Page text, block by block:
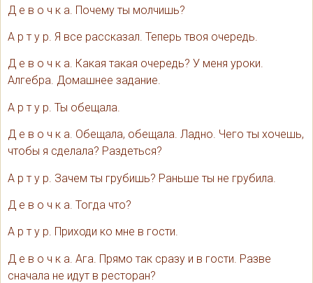
Д е в о ч к а. Почему ты молчишь?
А р т у р. Я все рассказал. Теперь твоя очередь.
Д е в о ч к а. Какая такая очередь? У меня уроки.
Алгебра. Домашнее задание.
А р т у р. Ты обещала.
Д е в о ч к а. Обещала, обещала. Ладно. Чего ты хочешь,
чтобы я сделала? Раздеться?
А р т у р. Зачем ты грубишь? Раньше ты не грубила.
Д е в о ч к а. Тогда что?
А р т у р. Приходи ко мне в гости.
Д е в о ч к а. Ага. Прямо так сразу и в гости. Разве
сначала не идут в ресторан?